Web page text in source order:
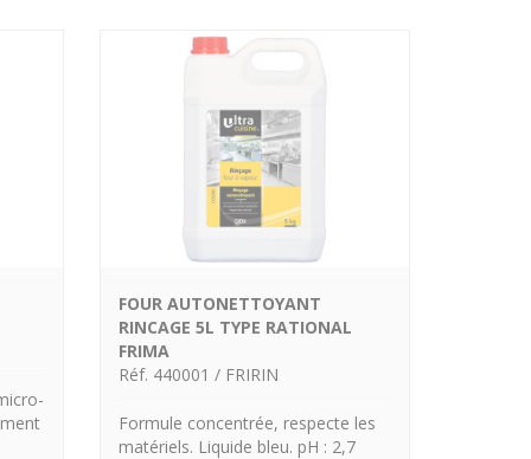
FOUR AUTONETTOYANT
RINCAGE 5L TYPE RATIONAL
FRIMA
Réf. 440001 / FRIRIN
Formule concentrée, respecte les
matériels. Liquide bleu. pH : 2,7